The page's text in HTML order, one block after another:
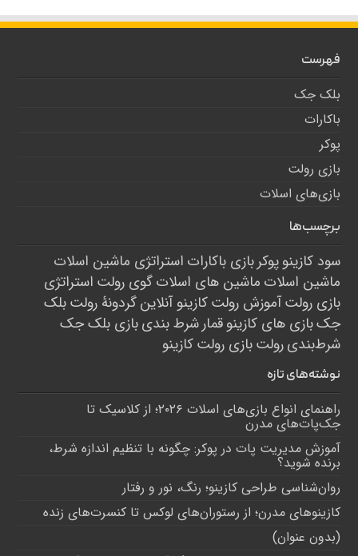
فهرست
بلک جک
باکارات
پوکر
بازی رولت
بازی‌های اسلات
برچسب‌ها
سود کازینوپوکربازی باکارات استراتژی ماشین اسلات
ماشین اسلات ماشین های اسلاتگوی رولت استراتژی
بازی رولتآموزش رولتکازینو آنلاینگردونۀ رولتبلک
جکبازی های کازینوقمارشرط بندیبازی بلک جک
شرط‌بندیرولتبازی رولتکازینو
نوشته‌های تازه
راهنمای انواع بازی‌های اسلات ۲۰۲۶؛ از کلاسیک تا
جک‌پات‌های مدرن
آموزش مدیریت پات در پوکر: چگونه با تنظیم اندازه شرط،
برنده شوید؟
روان‌شناسی طراحی کازینو؛ رنگ، نور و رفتار
کازینوهای مدرن؛ از رستوران‌های لوکس تا کنسرت‌های زنده
(بدون عنوان)